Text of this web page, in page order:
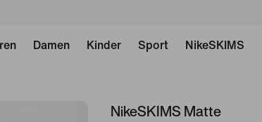
Damen Kinder Sport NikeSKIMS
Bild 1NikeSKIMS Matte